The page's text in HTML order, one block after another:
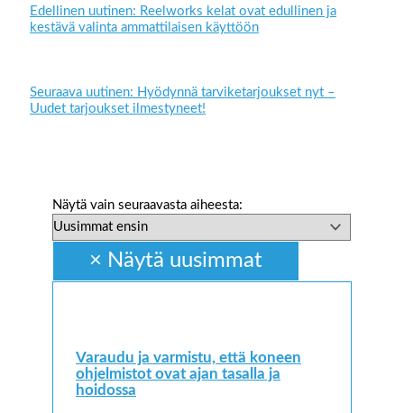
Edellinen uutinen: Reelworks kelat ovat edullinen ja
kestävä valinta ammattilaisen käyttöön
Seuraava uutinen: Hyödynnä tarviketarjoukset nyt –
Uudet tarjoukset ilmestyneet!
Näytä vain seuraavasta aiheesta:
Varaudu ja varmistu, että koneen
ohjelmistot ovat ajan tasalla ja
hoidossa